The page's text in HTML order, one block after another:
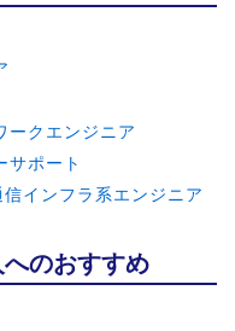
ークエンジニア
サポート
信インフラ系エンジニア
のおすすめ